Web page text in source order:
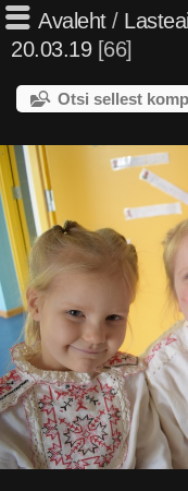
Avaleht/
20.03.19 66
Otsi sellest